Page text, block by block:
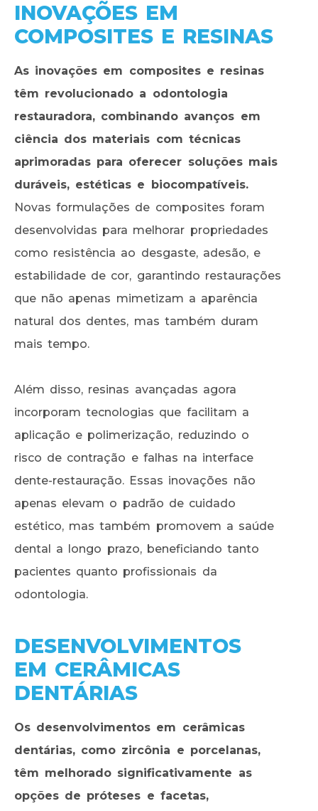
INOVAÇÕES EM
COMPOSITES E RESINAS
As inovações em composites e resinas
têm revolucionado a odontologia
restauradora, combinando avanços em
ciência dos materiais com técnicas
aprimoradas para oferecer soluções mais
duráveis, estéticas e biocompatíveis.
Novas formulações de composites foram
desenvolvidas para melhorar propriedades
como resistência ao desgaste, adesão, e
estabilidade de cor, garantindo restaurações
que não apenas mimetizam a aparência
natural dos dentes, mas também duram
mais tempo.
Além disso, resinas avançadas agora
incorporam tecnologias que facilitam a
aplicação e polimerização, reduzindo o
risco de contração e falhas na interface
dente-restauração. Essas inovações não
apenas elevam o padrão de cuidado
estético, mas também promovem a saúde
dental a longo prazo, beneficiando tanto
pacientes quanto profissionais da
odontologia.
DESENVOLVIMENTOS
EM CERÂMICAS
DENTÁRIAS
Os desenvolvimentos em cerâmicas
dentárias, como zircônia e porcelanas,
têm melhorado significativamente as
opções de próteses e facetas,